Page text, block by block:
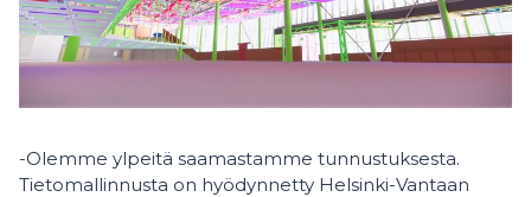
-Olemme ylpeitä saamastamme tunnustuksesta.
Tietomallinnusta on hyödynnetty Helsinki-Vantaan